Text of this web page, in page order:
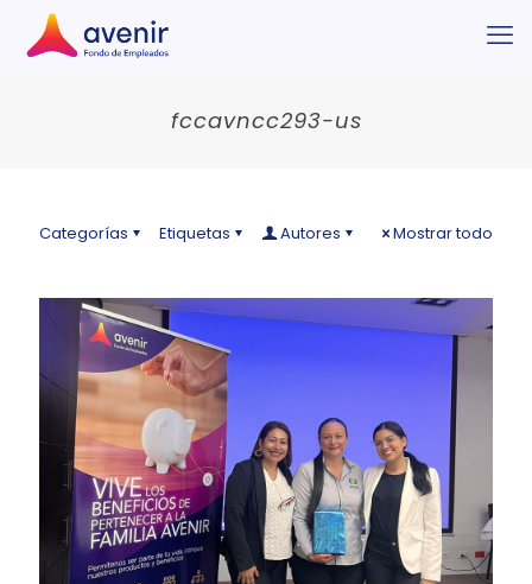
fccavncc293-us
Categorías Etiquetas Autores Mostrar todo